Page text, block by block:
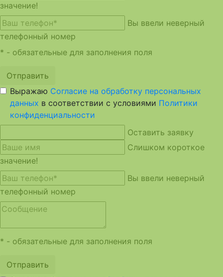
значение!
Вы ввели неверный
телефонный номер
* - обязательные для заполнения поля
Отправить
Выражаю Согласие на обработку персональных
данных в соответствии с условиями Политики
конфиденциальности
Оставить заявку
Слишком короткое
значение!
Вы ввели неверный
телефонный номер
* - обязательные для заполнения поля
Отправить